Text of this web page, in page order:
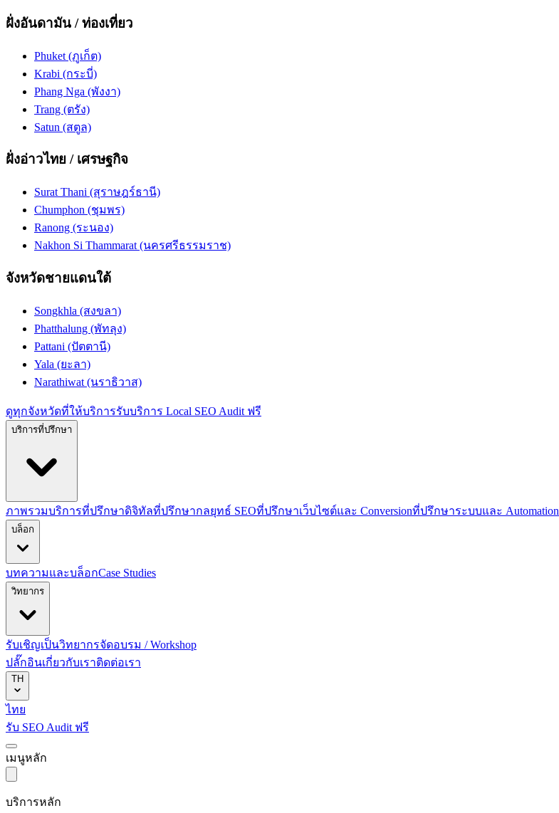
ฝั่งอันดามัน / ท่องเที่ยว
Phuket (ภูเก็ต)
Krabi (กระบี่)
Phang Nga (พังงา)
Trang (ตรัง)
Satun (สตูล)
ฝั่งอ่าวไทย / เศรษฐกิจ
Surat Thani (สุราษฎร์ธานี)
Chumphon (ชุมพร)
Ranong (ระนอง)
Nakhon Si Thammarat (นครศรีธรรมราช)
จังหวัดชายแดนใต้
Songkhla (สงขลา)
Phatthalung (พัทลุง)
Pattani (ปัตตานี)
Yala (ยะลา)
Narathiwat (นราธิวาส)
ดูทุกจังหวัดที่ให้บริการรับบริการ Local SEO Audit ฟรี
บริการที่ปรึกษา
ภาพรวมบริการที่ปรึกษาดิจิทัลที่ปรึกษากลยุทธ์ SEOที่ปรึกษาเว็บไซต์และ Conversionที่ปรึกษาระบบและ Automation
บล็อก
บทความและบล็อกCase Studies
วิทยากร
รับเชิญเป็นวิทยากรจัดอบรม / Workshop
ปลั๊กอินเกี่ยวกับเราติดต่อเรา
TH
ไทย
รับ SEO Audit ฟรี
เมนูหลัก
บริการหลัก